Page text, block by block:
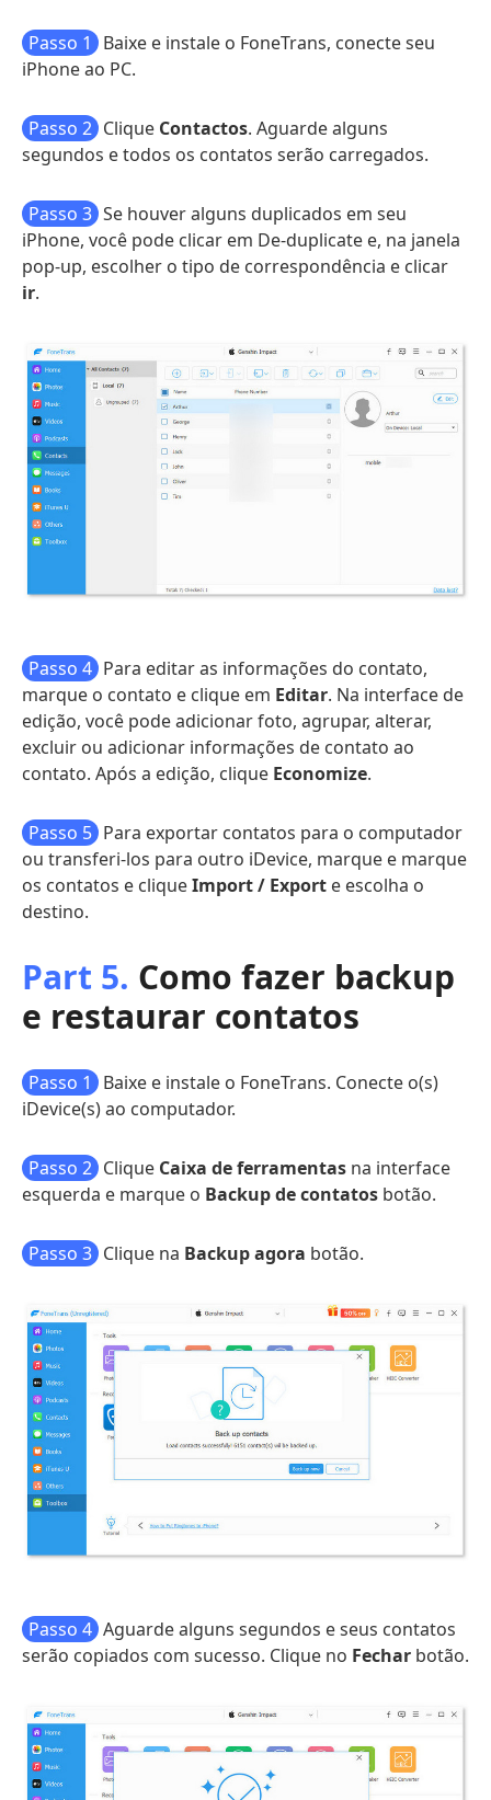
Passo 1
Baixe e instale o FoneTrans, conecte seu
iPhone ao PC.
Passo 2 Clique Contactos. Aguarde alguns
segundos e todos os contatos serão carregados.
Passo 3 Se houver alguns duplicados em seu
iPhone, você pode clicar em De-duplicate e, na janela
pop-up, escolher o tipo de correspondência e clicar
ir.
Passo 4 Para editar as informações do contato,
marque o contato e clique em Editar. Na interface de
edição, você pode adicionar foto, agrupar, alterar,
excluir ou adicionar informações de contato ao
contato. Após a edição, clique Economize.
Passo 5 Para exportar contatos para o computador
ou transferi-los para outro iDevice, marque e marque
os contatos e cliqueImport / Export e escolha o
destino.
Part 5. Como fazer backup
e restaurar contatos
Passo 1
Baixe e instale o FoneTrans. Conecte o(s)
iDevice(s) ao computador.
Passo 2 Clique Caixa de ferramentas na interface
esquerda e marque o Backup de contatos botão.
Passo 3 Clique na Backup agora botão.
Passo 4 Aguarde alguns segundos e seus contatos
serão copiados com sucesso. Clique no Fechar botão.